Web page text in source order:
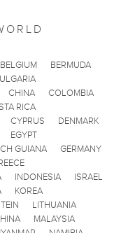
BELGIUM
BERMUDA
CHINA
COLOMBIA
RICA
CYPRUS
DENMARK
EGYPT
GUIANA
GERMANY
INDONESIA
ISRAEL
KOREA
LITHUANIA
MALAYSIA